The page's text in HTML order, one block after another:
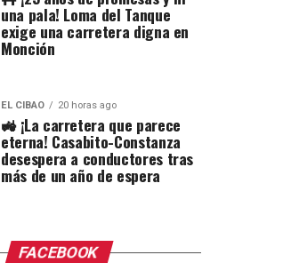
una pala! Loma del Tanque
exige una carretera digna en
Monción
EL CIBAO 20 horas ago
🚜 ¡La carretera que parece
eterna! Casabito-Constanza
desespera a conductores tras
más de un año de espera
FACEBOOK